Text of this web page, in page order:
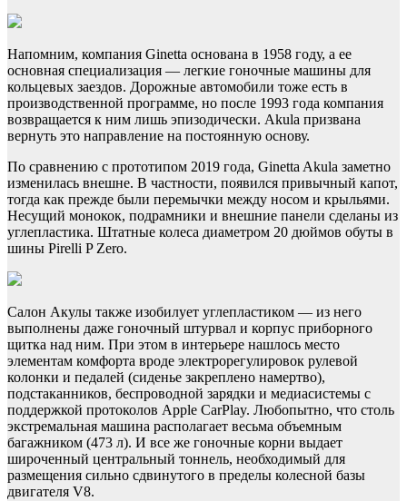
Напомним, компания Ginetta основана в 1958 году, а ее
основная специализация — легкие гоночные машины для
кольцевых заездов. Дорожные автомобили тоже есть в
производственной программе, но после 1993 года компания
возвращается к ним лишь эпизодически. Akula призвана
вернуть это направление на постоянную основу.
По сравнению с прототипом 2019 года, Ginetta Akula заметно
изменилась внешне. В частности, появился привычный капот,
тогда как прежде были перемычки между носом и крыльями.
Несущий монокок, подрамники и внешние панели сделаны из
углепластика. Штатные колеса диаметром 20 дюймов обуты в
шины Pirelli P Zero.
Салон Акулы также изобилует углепластиком — из него
выполнены даже гоночный штурвал и корпус приборного
щитка над ним. При этом в интерьере нашлось место
элементам комфорта вроде электрорегулировок рулевой
колонки и педалей (сиденье закреплено намертво),
подстаканников, беспроводной зарядки и медиасистемы с
поддержкой протоколов Apple CarPlay. Любопытно, что столь
экстремальная машина располагает весьма объемным
багажником (473 л). И все же гоночные корни выдает
широченный центральный тоннель, необходимый для
размещения сильно сдвинутого в пределы колесной базы
двигателя V8.